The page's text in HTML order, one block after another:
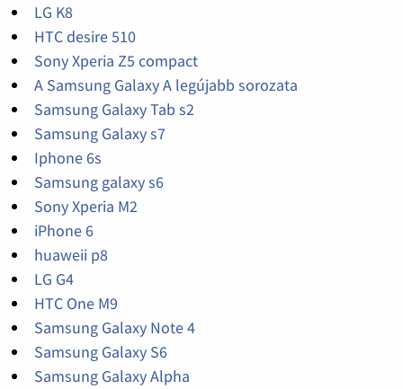
LG K8
HTC desire 510
Sony Xperia Z5 compact
A Samsung Galaxy A legújabb sorozata
Samsung Galaxy Tab s2
Samsung Galaxy s7
Iphone 6s
Samsung galaxy s6
Sony Xperia M2
iPhone 6
huaweii p8
LG G4
HTC One M9
Samsung Galaxy Note 4
Samsung Galaxy S6
Samsung Galaxy Alpha